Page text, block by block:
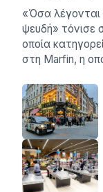
«Όσα λέγονται
ψευδή» τόνισε
οποία
στη Marfin, η